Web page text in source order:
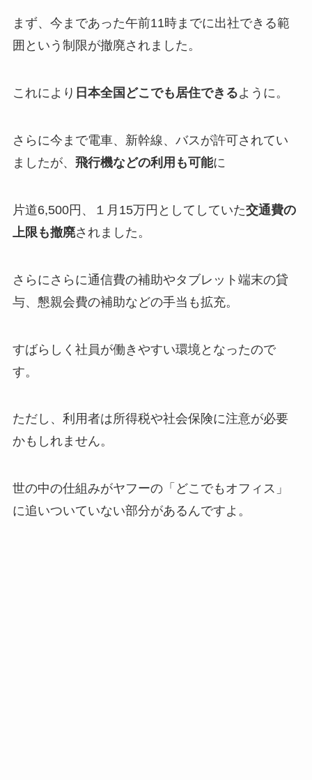
まず、今まであった午前11時までに出社できる範
囲という制限が撤廃されました。
これにより 日本全国どこでも居住できるように。
さらに今まで電車、新幹線、バスが許可されてい
ましたが、 飛行機などの利用も可能に
片道6,500円、１月15万円としてしていた交通費の
上限も撤廃されました。
さらにさらに通信費の補助やタブレット端末の貸
与、懇親会費の補助などの手当も拡充。
すばらしく社員が働きやすい環境となったので
す。
ただし、利用者は所得税や社会保険に注意が必要
かもしれません。
世の中の仕組みがヤフーの「どこでもオフィス」
に追いついていない部分があるんですよ。